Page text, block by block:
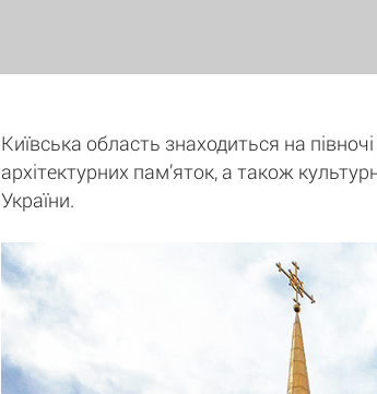
Київська область знаходиться на півночі
архітектурних пам’яток, а також
України.